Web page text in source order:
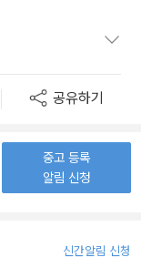
공유하기
중고 등록
알림 신청
신간알림 신청